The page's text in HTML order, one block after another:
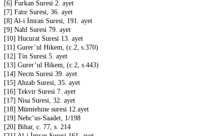
[6] Furkan Suresi 2. ayet
[7] Fatır Suresi, 36. ayet
[8] Al-i İmran Suresi, 191. ayet
[9] Nahl Suresi 79. ayet
[10] Hucurat Suresi 13. ayet
[11] Gurer’ul Hikem, (c.2, s.370)
[12] Tin Suresi 5. ayet
[13] Gurer’ul Hikem, (c.2, s.443)
[14] Necm Suresi 39. ayet
[15] Ahzab Suresi, 35. ayet
[16] Tekvir Suresi 7. ayet
[17] Nisa Suresi, 32. ayet
[18] Mümtehine suresi 12.ayet
[19] Nehc’us-Saadet, 1/198
[20] Bihar, c. 77, s. 214